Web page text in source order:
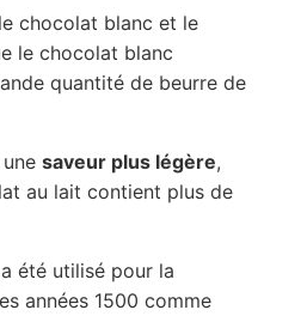
chocolat blanc et le
le chocolat blanc
quantité de beurre de
saveur plus légère,
au lait contient plus de
été utilisé pour la
années 1500 comme